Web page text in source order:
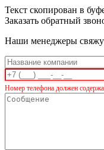
Текст скопирован в
Заказать обратный
Наши менеджеры
Номер телефона должен